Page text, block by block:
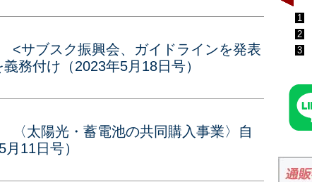
<サブスク振興会、ガイドラインを発表
務付け（2023年5月18日号）
〈太陽光・蓄電池の共同購入事業〉自
11日号）
1
2
3